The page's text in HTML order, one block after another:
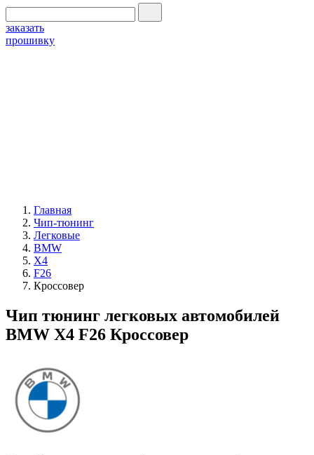
заказать
прошивку
Главная
Чип-тюнинг
Легковые
BMW
X4
F26
Кроссовер
Чип тюнинг легковых автомобилей
BMW X4 F26 Кроссовер